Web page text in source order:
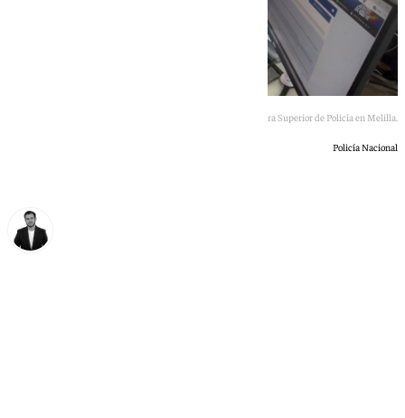
Unidad Delitos Tecnológicos Jefatura Superior de Policía en Melilla.
Policía Nacional